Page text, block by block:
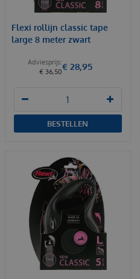
Flexi rollijn classic tape
large 8 meter zwart
€ 36,50€ 28,95
BESTELLEN